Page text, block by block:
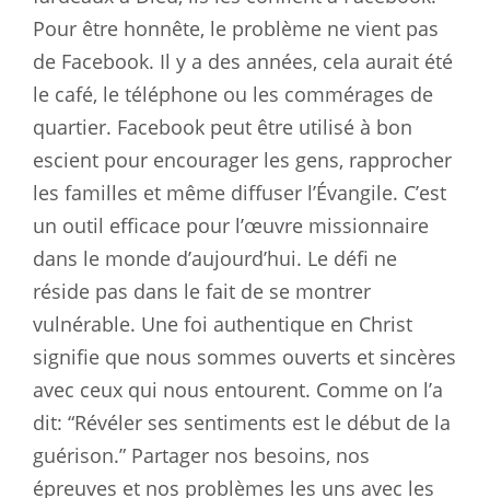
Pour être honnête, le problème ne vient pas
de Facebook. Il y a des années, cela aurait été
le café, le téléphone ou les commérages de
quartier. Facebook peut être utilisé à bon
escient pour encourager les gens, rapprocher
les familles et même diffuser l’Évangile. C’est
un outil efficace pour l’œuvre missionnaire
dans le monde d’aujourd’hui. Le défi ne
réside pas dans le fait de se montrer
vulnérable. Une foi authentique en Christ
signifie que nous sommes ouverts et sincères
avec ceux qui nous entourent. Comme on l’a
dit: “Révéler ses sentiments est le début de la
guérison.” Partager nos besoins, nos
épreuves et nos problèmes les uns avec les